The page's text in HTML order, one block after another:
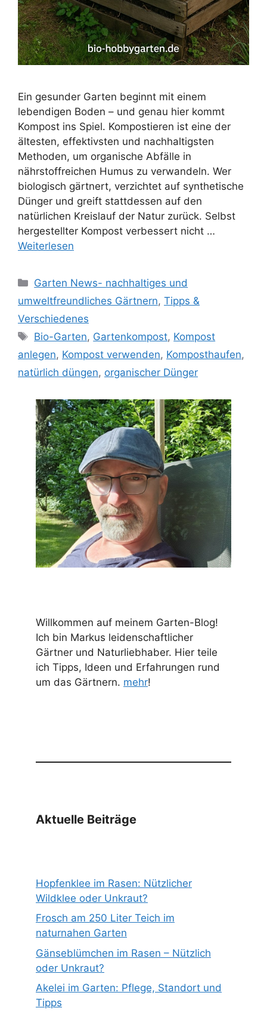
Ein gesunder Garten beginnt mit einem
lebendigen Boden – und genau hier kommt
Kompost ins Spiel. Kompostieren ist eine der
ältesten, effektivsten und nachhaltigsten
Methoden, um organische Abfälle in
nährstoffreichen Humus zu verwandeln. Wer
biologisch gärtnert, verzichtet auf synthetische
Dünger und greift stattdessen auf den
natürlichen Kreislauf der Natur zurück. Selbst
hergestellter Kompost verbessert nicht …
Weiterlesen
Kategorien
Garten News- nachhaltiges und
umweltfreundliches Gärtnern, Tipps &
Verschiedenes
Schlagwörter
Bio-Garten, Gartenkompost, Kompost
anlegen, Kompost verwenden, Komposthaufen,
natürlich düngen, organischer Dünger
Willkommen auf meinem Garten-Blog!
Ich bin Markus leidenschaftlicher
Gärtner und Naturliebhaber. Hier teile
ich Tipps, Ideen und Erfahrungen rund
um das Gärtnern. mehr!
Aktuelle Beiträge
Hopfenklee im Rasen: Nützlicher
Wildklee oder Unkraut?
Frosch am 250 Liter Teich im
naturnahen Garten
Gänseblümchen im Rasen – Nützlich
oder Unkraut?
Akelei im Garten: Pflege, Standort und
Tipps